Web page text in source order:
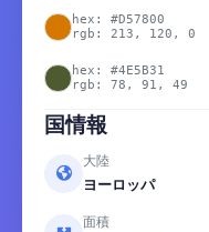
hex: #D57800
rgb: 213, 120, 0
hex: #4E5B31
rgb: 78, 91, 49
国情報
大陸
ヨーロッパ
面積